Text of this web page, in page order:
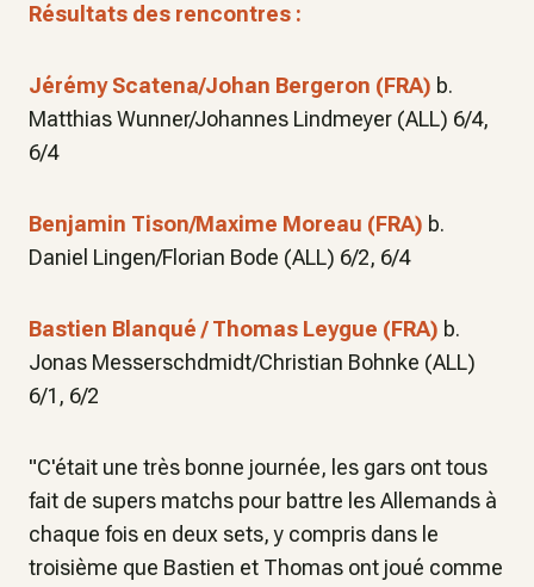
Résultats des rencontres :
Jérémy Scatena/Johan Bergeron (FRA) b.
Matthias Wunner/Johannes Lindmeyer (ALL) 6/4,
6/4
Benjamin Tison/Maxime Moreau (FRA) b.
Daniel Lingen/Florian Bode (ALL) 6/2, 6/4
Bastien Blanqué / Thomas Leygue (FRA) b.
Jonas Messerschdmidt/Christian Bohnke (ALL)
6/1, 6/2
"C'était une très bonne journée, les gars ont tous
fait de supers matchs pour battre les Allemands à
chaque fois en deux sets, y compris dans le
troisième que Bastien et Thomas ont joué comme